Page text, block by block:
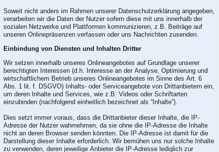
Soweit nicht anders im Rahmen unserer Datenschutzerklärung angegeben,
verarbeiten wir die Daten der Nutzer sofern diese mit uns innerhalb der
sozialen Netzwerke und Plattformen kommunizieren, z.B. Beiträge auf
unseren Onlinepräsenzen verfassen oder uns Nachrichten zusenden.
Einbindung von Diensten und Inhalten Dritter
Wir setzen innerhalb unseres Onlineangebotes auf Grundlage unserer
berechtigten Interessen (d.h. Interesse an der Analyse, Optimierung und
wirtschaftlichem Betrieb unseres Onlineangebotes im Sinne des Art. 6
Abs. 1 lit. f. DSGVO) Inhalts- oder Serviceangebote von Drittanbietern ein,
um deren Inhalte und Services, wie z.B. Videos oder Schriftarten
einzubinden (nachfolgend einheitlich bezeichnet als “Inhalte”).
Dies setzt immer voraus, dass die Drittanbieter dieser Inhalte, die IP-
Adresse der Nutzer wahrnehmen, da sie ohne die IP-Adresse die Inhalte
nicht an deren Browser senden könnten. Die IP-Adresse ist damit für die
Darstellung dieser Inhalte erforderlich. Wir bemühen uns nur solche Inhalte
zu verwenden, deren jeweilige Anbieter die IP-Adresse lediglich zur